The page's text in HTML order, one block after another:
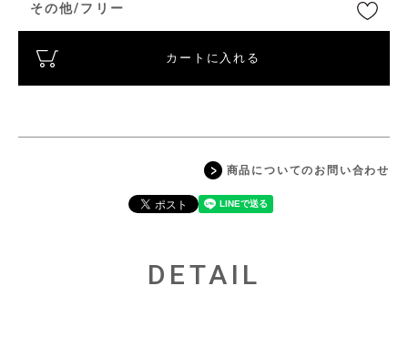
その他/フリー
カートに入れる
商品についてのお問い合わせ
DETAIL